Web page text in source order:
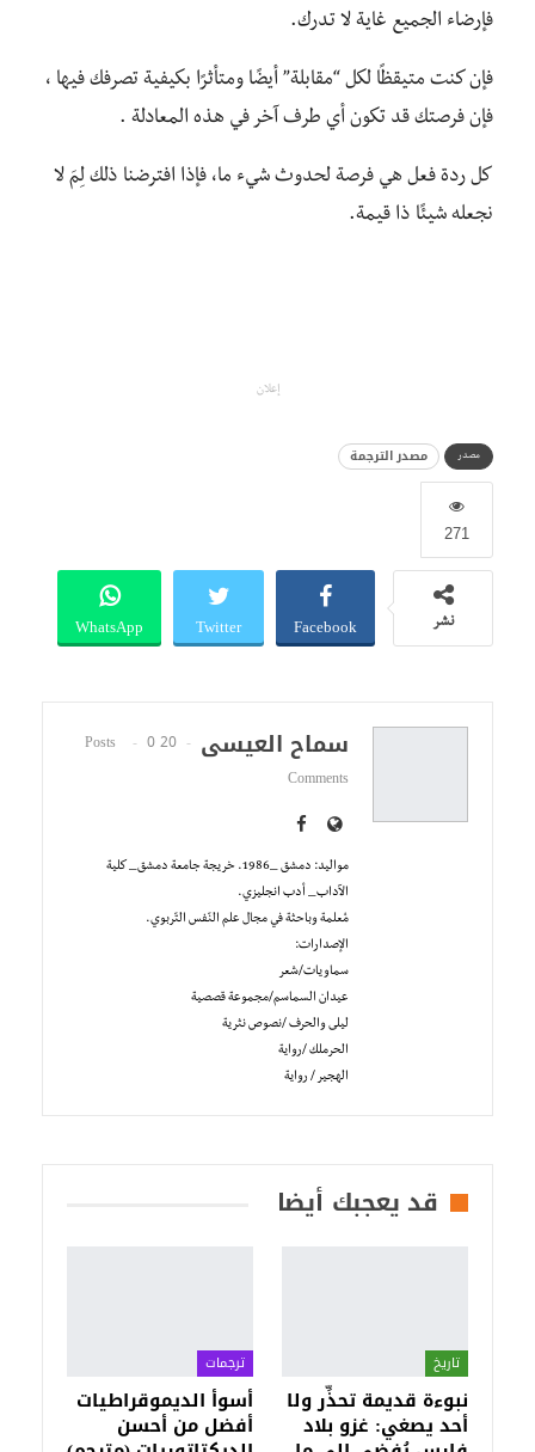
فإرضاء الجميع غاية لا تدرك.
فإن كنت متيقظًا لكل “مقابلة” أيضًا ومتأثرًا بكيفية تصرفك فيها ،
فإن فرصتك قد تكون أي طرف آخر في هذه المعادلة .
كل ردة فعل هي فرصة لحدوث شيء ما، فإذا افترضنا ذلك لِمَ لا
نجعله شيئًا ذا قيمة.
إعلان
مصدر مصدر الترجمة
271
نشر Facebook
Twitter
WhatsApp
سماح العيسى 20 Posts
0
Comments
مواليد: دمشق _1986. خريجة جامعة دمشق_ كلية
الآداب_ أدب انجليزي.
مُعلمة وباحثة في مجال علم النّفس التّربوي.
الإصدارات:
سماويات/شعر
عيدان السماسم/مجموعة قصصية
ليلى والحرف /نصوص نثرية
الحرملك /رواية
الهجير / رواية
قد يعجبك أيضا
تاريخ
نبوءة قديمة تحذِّر ولا
أحد يصغي: غزو بلاد
ترجمات
أسوأ الديموقراطيات
أفضل من أحسن